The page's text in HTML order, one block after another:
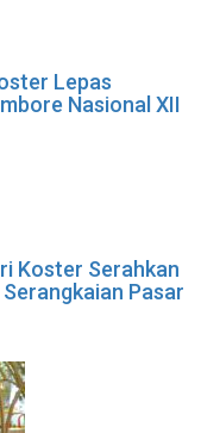
Lepas
Nasional XII
Koster Serahkan
Pasar